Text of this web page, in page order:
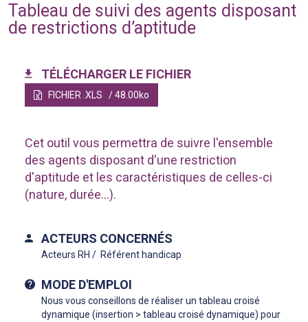
Tableau de suivi des agents disposant
de restrictions d’aptitude
TÉLÉCHARGER LE FICHIER
FICHIER .XLS / 48.00ko
Cet outil vous permettra de suivre l'ensemble
des agents disposant d'une restriction
d'aptitude et les caractéristiques de celles-ci
(nature, durée...).
ACTEURS CONCERNÉS
Acteurs RH Référent handicap
MODE D'EMPLOI
Nous vous conseillons de réaliser un tableau croisé
dynamique (insertion > tableau croisé dynamique) pour